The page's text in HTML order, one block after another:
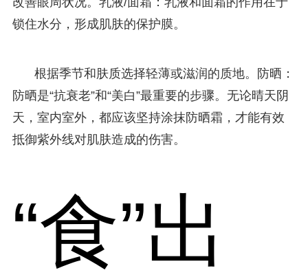
锁住水分，形成肌肤的保护膜。
根据季节和肤质选择轻薄或滋润的质地。防晒：
防晒是“抗衰老”和“美白”最重要的步骤。无论晴天阴
天，室内室外，都应该坚持涂抹防晒霜，才能有效
抵御紫外线对肌肤造成的伤害。
“食”出